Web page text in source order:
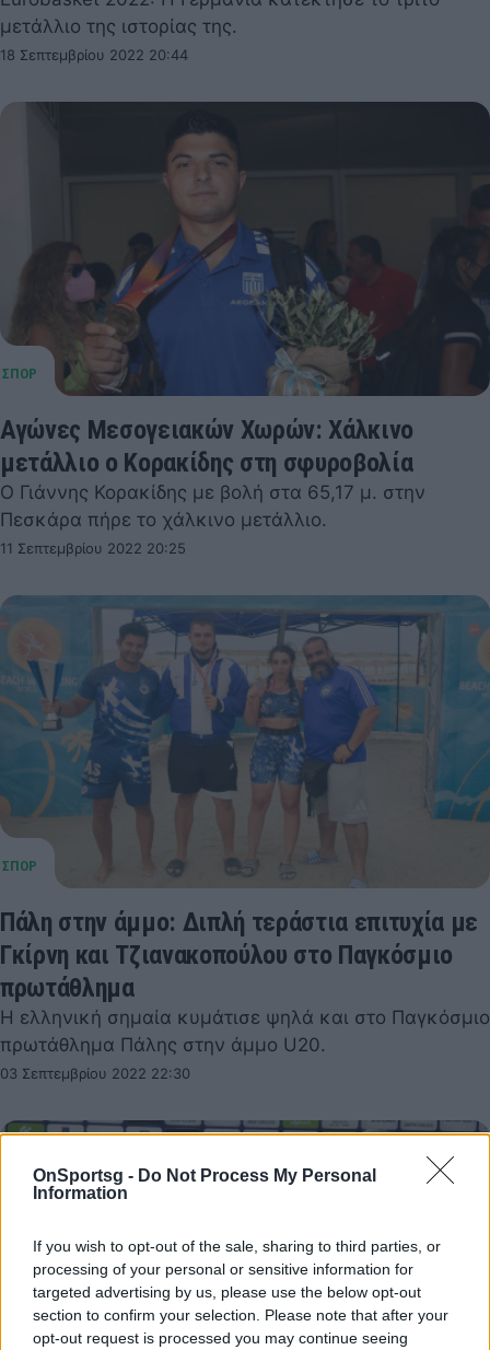
OnSportsg - Do Not Process My Personal
Information
If you wish to opt-out of the sale, sharing to third parties, or
processing of your personal or sensitive information for
targeted advertising by us, please use the below opt-out
section to confirm your selection. Please note that after your
opt-out request is processed you may continue seeing
μετάλλιο της ιστορίας της.
18 Σεπτεμβρίου 2022 20:44
Αγώνες Μεσογειακών Χωρών: Χάλκινο
μετάλλιο ο Κορακίδης στη σφυροβολία
Ο Γιάννης Κορακίδης με βολή στα 65,17 μ. στην
Πεσκάρα πήρε το χάλκινο μετάλλιο.
11 Σεπτεμβρίου 2022 20:25
Πάλη στην άμμο: Διπλή τεράστια επιτυχία με
Γκίρνη και Τζιανακοπούλου στο Παγκόσμιο
πρωτάθλημα
Η ελληνική σημαία κυμάτισε ψηλά και στο Παγκόσμιο
πρωτάθλημα Πάλης στην άμμο U20.
03 Σεπτεμβρίου 2022 22:30